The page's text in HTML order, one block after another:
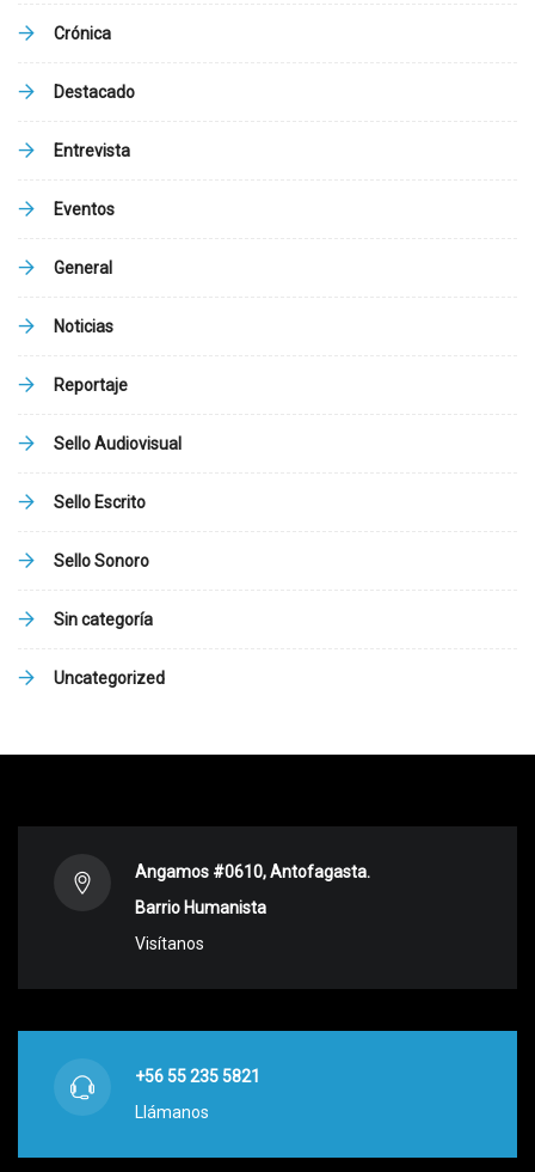
Crónica
Destacado
Entrevista
Eventos
General
Noticias
Reportaje
Sello Audiovisual
Sello Escrito
Sello Sonoro
Sin categoría
Uncategorized
Angamos #0610, Antofagasta.
Barrio Humanista
Visítanos
+56 55 235 5821
Llámanos